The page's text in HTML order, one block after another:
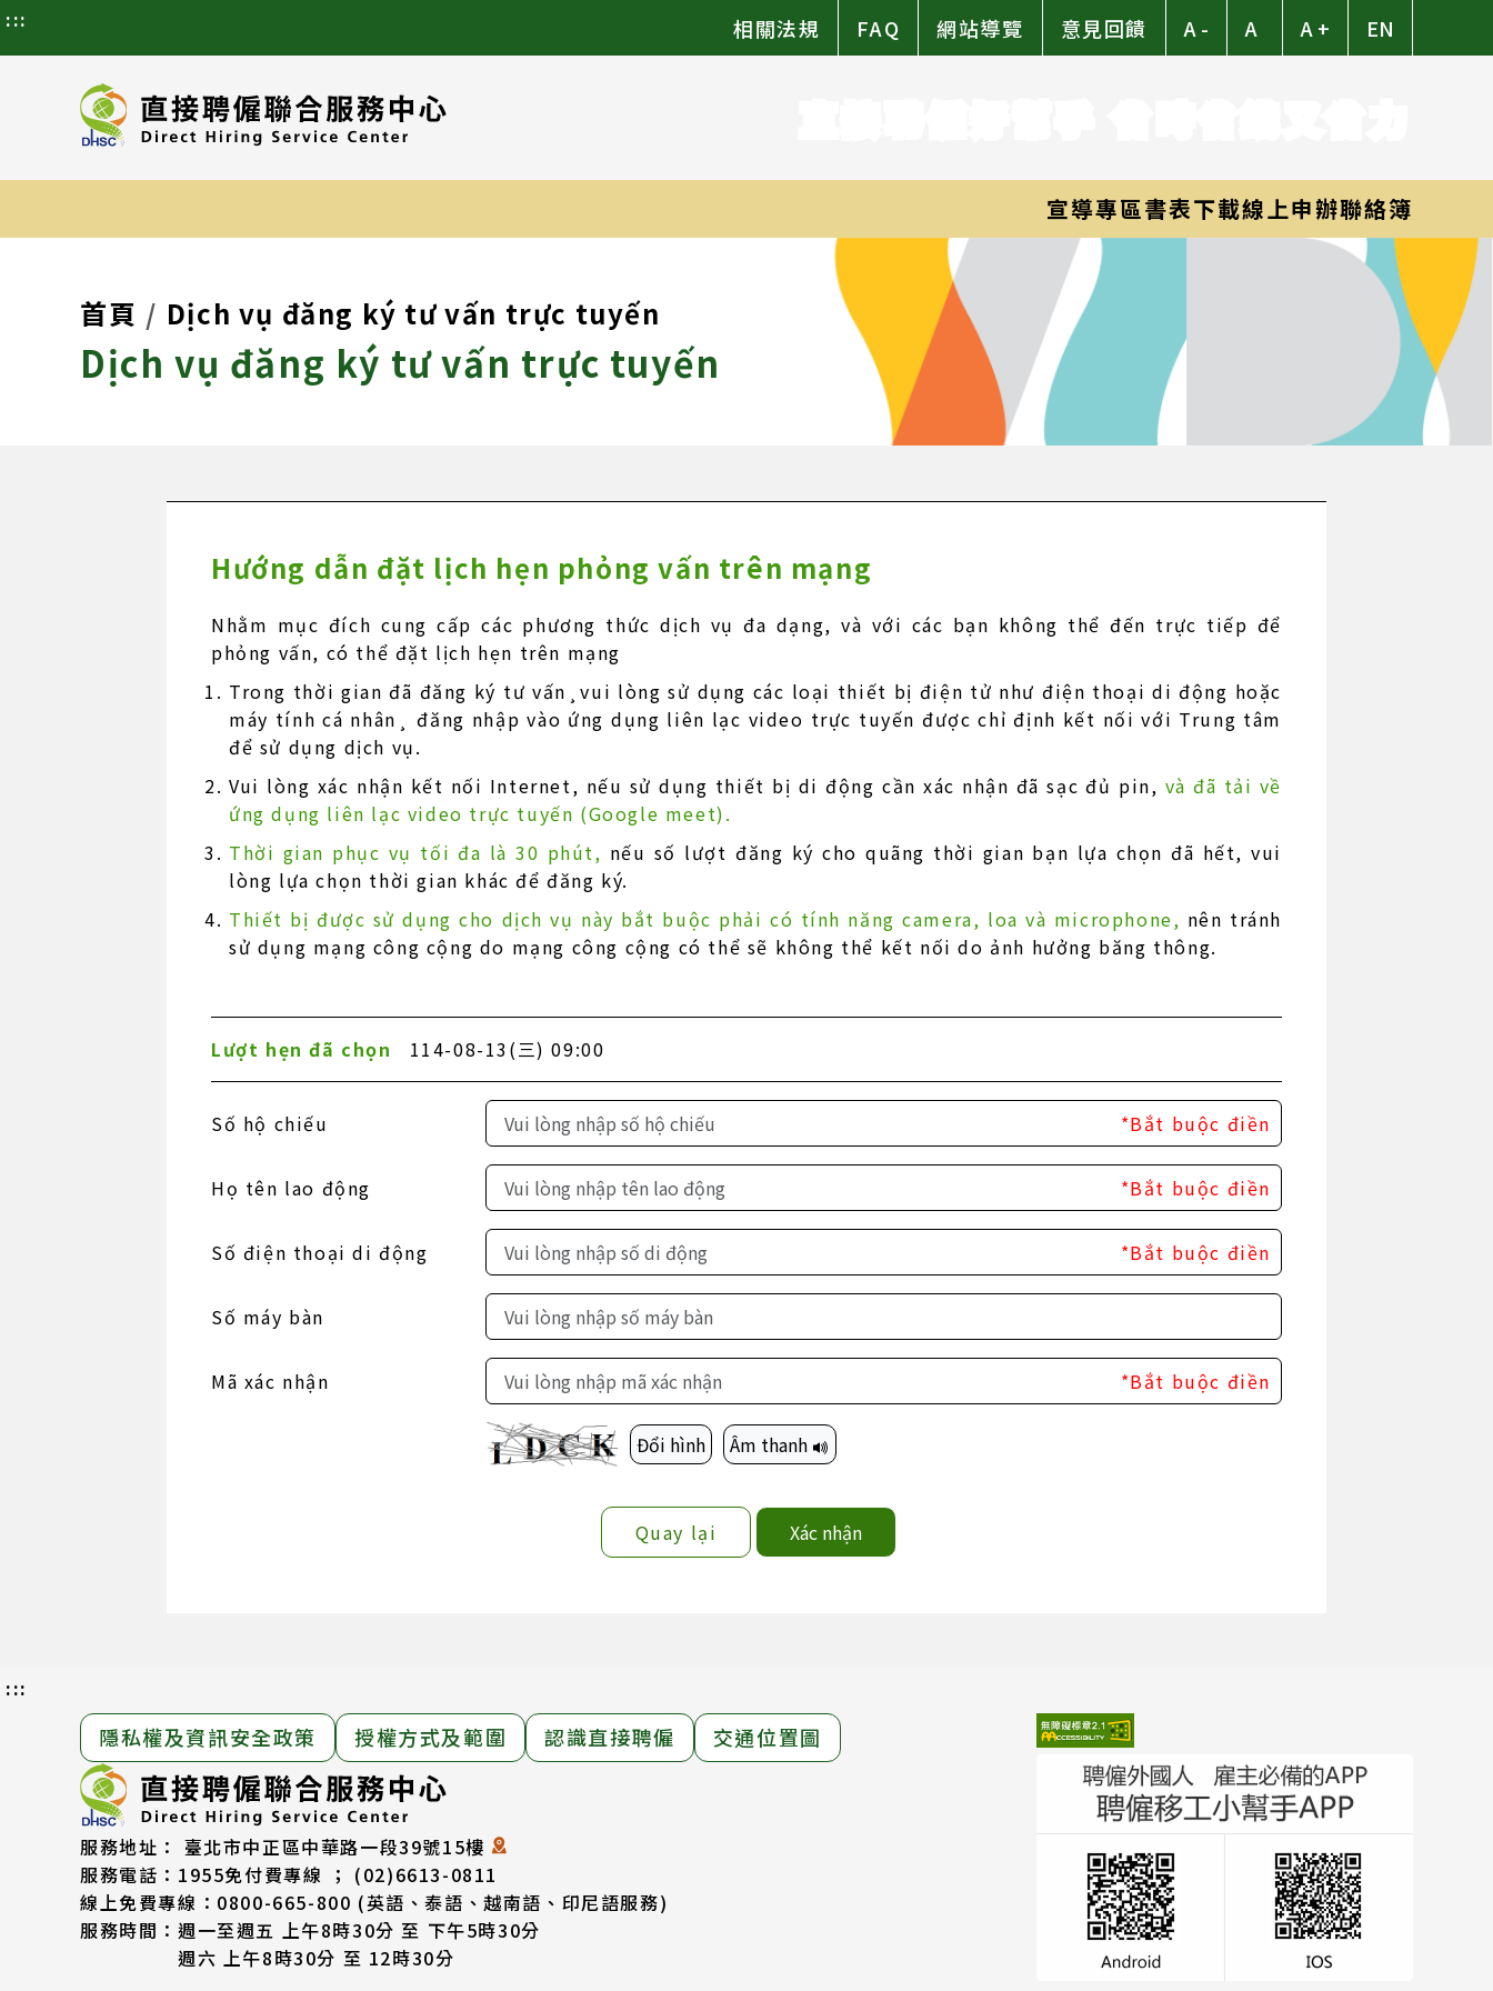
::: 相關法規 FAQ 網站導覽 意見回饋 A - A A + EN
宣導專區書表下載線上申辦聯絡簿
首頁 Dịch vụ đăng ký tư vấn trực tuyến
Dịch vụ đăng ký tư vấn trực tuyến
Hướng dẫn đặt lịch hẹn phỏng vấn trên mạng
Nhằm mục đích cung cấp các phương thức dịch vụ đa dạng, và với các bạn không thể đến trực tiếp để
phỏng vấn, có thể đặt lịch hẹn trên mạng
Trong thời gian đã đăng ký tư vấn¸vui lòng sử dụng các loại thiết bị điện tử như điện thoại di động hoặc
máy tính cá nhân¸ đăng nhập vào ứng dụng liên lạc video trực tuyến được chỉ định kết nối với Trung tâm
để sử dụng dịch vụ.
Vui lòng xác nhận kết nối Internet, nếu sử dụng thiết bị di động cần xác nhận đã sạc đủ pin, và đã tải về
ứng dụng liên lạc video trực tuyến (Google meet).
Thời gian phục vụ tối đa là 30 phút, nếu số lượt đăng ký cho quãng thời gian bạn lựa chọn đã hết, vui
lòng lựa chọn thời gian khác để đăng ký.
Thiết bị được sử dụng cho dịch vụ này bắt buộc phải có tính năng camera, loa và microphone, nên tránh
sử dụng mạng công cộng do mạng công cộng có thể sẽ không thể kết nối do ảnh hưởng băng thông.
Lượt hẹn đã chọn 114-08-13(三) 09:00
Số hộ chiếu *Bắt buộc điền
Họ tên lao động *Bắt buộc điền
Số điện thoại di động *Bắt buộc điền
Số máy bàn
Mã xác nhận *Bắt buộc điền
Đổi hình Âm thanh
Quay lại Xác nhận
:::
隱私權及資訊安全政策 授權方式及範圍 認識直接聘僱 交通位置圖
服務地址： 臺北市中正區中華路一段39號15樓
服務電話： 1955免付費專線 ； (02)6613-0811
線上免費專線：0800-665-800 (英語、泰語、越南語、印尼語服務)
服務時間： 週一至週五 上午8時30分 至 下午5時30分
週六 上午8時30分 至 12時30分